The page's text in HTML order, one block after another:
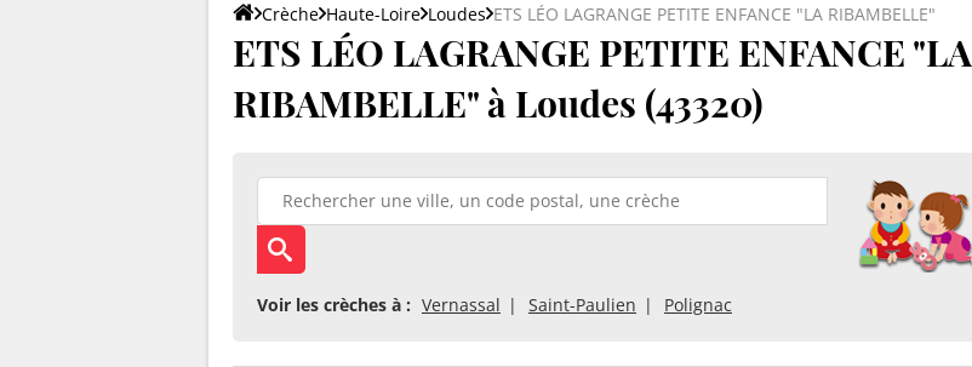
Crèche Haute-Loire Loudes ETS LÉO LAGRANGE PETITE ENFANCE "LA RIBAMBELLE"
ETS LÉO LAGRANGE PETITE ENFANCE "LA
RIBAMBELLE" à Loudes (43320)
Voir les crèches à : Vernassal Saint-Paulien Polignac